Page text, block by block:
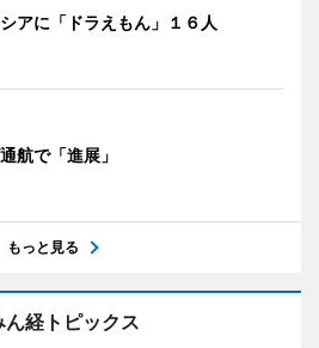
アに「ドラえもん」１６人
航で「進展」
もっと見る
ん経トピックス